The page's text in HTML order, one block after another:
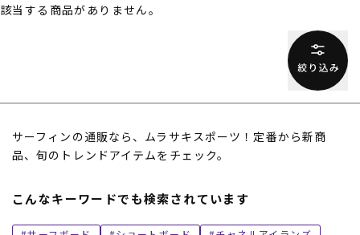
該当する商品がありません。
サーフィンの通販なら、ムラサキスポーツ！定番から新商
品、旬のトレンドアイテムをチェック。
こんなキーワードでも検索されています